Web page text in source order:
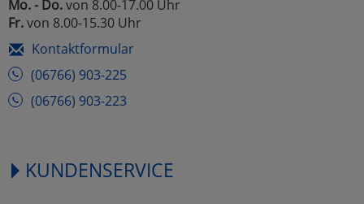
Mo. - Do.von 8.00-17.00 Uhr
Fr.von 8.00-15.30 Uhr
Kontaktformular
(06766) 903-225
(06766) 903-223
KUNDENSERVICE